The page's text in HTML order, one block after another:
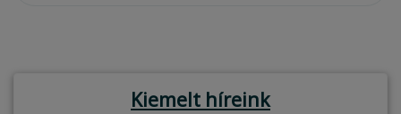
Kiemelt híreink